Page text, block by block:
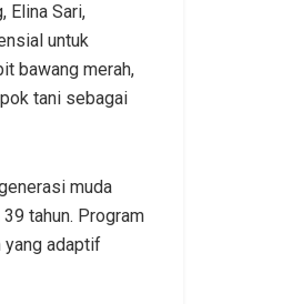
Elina Sari,
untuk
bawang merah,
tani sebagai
muda
tahun. Program
yang adaptif